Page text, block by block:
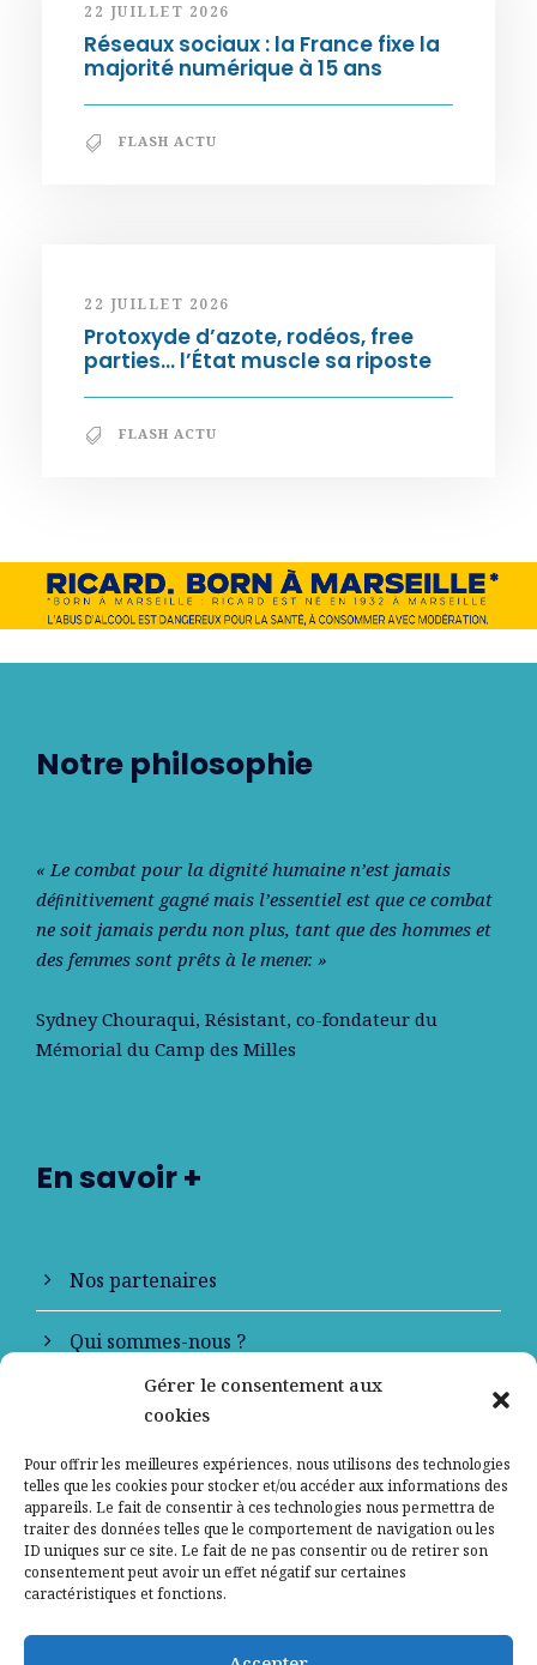
Gérer le consentement aux
cookies
Pour offrir les meilleures expériences, nous utilisons des technologies
telles que les cookies pour stocker et/ou accéder aux informations des
appareils. Le fait de consentir à ces technologies nous permettra de
traiter des données telles que le comportement de navigation ou les
ID uniques sur ce site. Le fait de ne pas consentir ou de retirer son
consentement peut avoir un effet négatif sur certaines
caractéristiques et fonctions.
22 JUILLET 2026
Réseaux sociaux : la France fixe la
majorité numérique à 15 ans
FLASH ACTU
22 JUILLET 2026
Protoxyde d’azote, rodéos, free
parties… l’État muscle sa riposte
FLASH ACTU
Notre philosophie
« Le combat pour la dignité humaine n’est jamais
déﬁnitivement gagné mais l’essentiel est que ce combat
ne soit jamais perdu non plus, tant que des hommes et
des femmes sont prêts à le mener. »
Sydney Chouraqui, Résistant, co-fondateur du
Mémorial du Camp des Milles
En savoir +
Nos partenaires
Qui sommes-nous ?
Contactez-nous
Mentions légales
Politique de confidentialité